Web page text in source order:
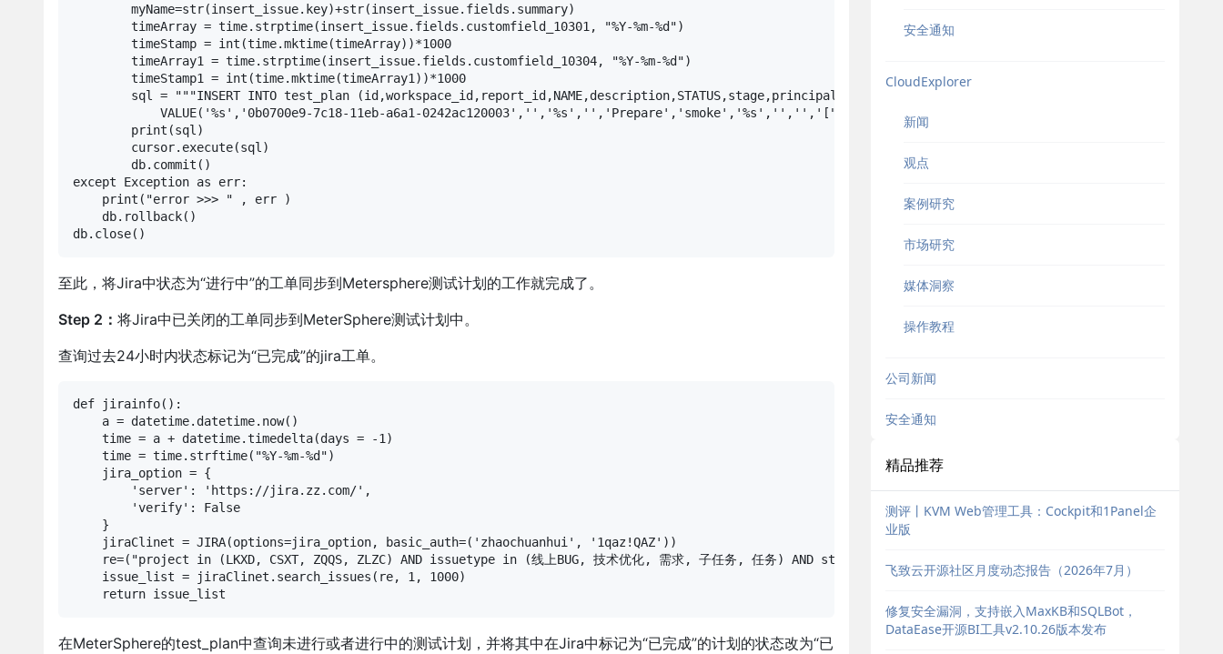
        myName=str(insert_issue.key)+str(insert_issue.fields.summary)
        timeArray = time.strptime(insert_issue.fields.customfield_10301, "%Y-%m-%d")
        timeStamp = int(time.mktime(timeArray))*1000
        timeArray1 = time.strptime(insert_issue.fields.customfield_10304, "%Y-%m-%d")
        timeStamp1 = int(time.mktime(timeArray1))*1000
sql = """INSERT INTO test_plan
VALUE('%s','0b0700e9-7c18-11eb-a6a1-
        print(sql)
        cursor.execute(sql)
        db.commit()
except Exception as err:
    print("error >>> " , err )
    db.rollback()
至此，将Jira中状态为“进行中”的工单同步到Metersphere测试计划的工作就完成了。
Step 2： 将Jira中已关闭的工单同步到MeterSphere测试计划中。
查询过去24小时内状态标记为“已完成”的jira工单。
def jirainfo():
    a = datetime.datetime.now()
    time = a + datetime.timedelta(days = -1)
    time = time.strftime("%Y-%m-%d")
    jira_option = {
        'server': 'https://jira.zz.com/',
        'verify': False
    }
    jiraClinet = JIRA(options=jira_option, basic_auth=('zhaochuanhui', '1qaz!QAZ'))
re=("project in (LKXD, CSXT, ZQQS, ZLZC) AND issuetype in (线上BUG, 技术优化, 需求, 子任务, 任务) AND status in (完成) AND 测试人员 is not EMPTY AND 测试开始
    issue_list = jiraClinet.search_issues(re, 1, 1000)
    return issue_list
在MeterSphere的test_plan中查询未进行或者进行中的测试计划，并将其中在Jira中标记为“已完成”的计划的状态改为“已
安全通知
CloudExplorer
新闻
观点
案例研究
市场研究
媒体洞察
操作教程
公司新闻
安全通知
精品推荐
测评丨KVM Web管理工具：Cockpit和1Panel企
业版
飞致云开源社区月度动态报告（2026年7月）
修复安全漏洞，支持嵌入MaxKB和SQLBot，
DataEase开源BI工具v2.10.26版本发布